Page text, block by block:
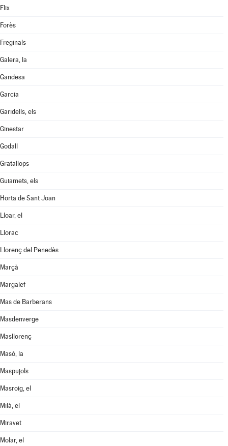
Flix
Forès
Freginals
Galera, la
Gandesa
Garcia
Garidells, els
Ginestar
Godall
Gratallops
Guiamets, els
Horta de Sant Joan
Lloar, el
Llorac
Llorenç del Penedès
Marçà
Margalef
Mas de Barberans
Masdenverge
Masllorenç
Masó, la
Maspujols
Masroig, el
Milà, el
Miravet
Molar, el